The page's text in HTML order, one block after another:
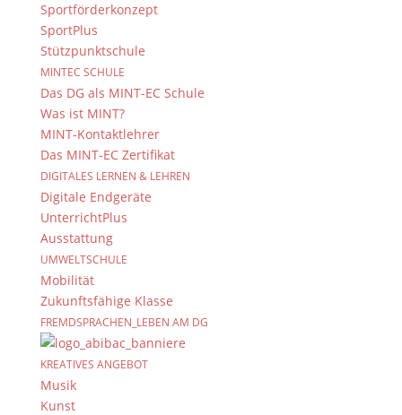
Sportförderkonzept
SportPlus
Stützpunktschule
MINTEC SCHULE
Das DG als MINT-EC Schule
Was ist MINT?
MINT-Kontaktlehrer
Das MINT-EC Zertifikat
DIGITALES LERNEN & LEHREN
Digitale Endgeräte
UnterrichtPlus
Ausstattung
UMWELTSCHULE
Mobilität
Zukunftsfähige Klasse
FREMDSPRACHEN_LEBEN AM DG
KREATIVES ANGEBOT
Musik
Kunst